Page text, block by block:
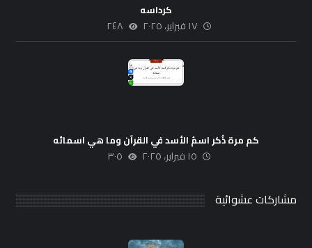
كرداسه
١٧ فبراير، ٢٠٢٥ ٢٤٨
كم مرة ذُكر اسمُ الأسد في القرآن وما هي اسمائه
١٥ فبراير، ٢٠٢٥ ٣٠٥
مشاركات عشوائية